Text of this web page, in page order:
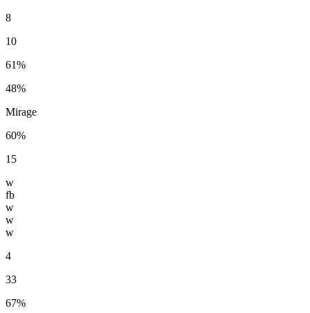
8
10
61%
48%
Mirage
60%
15
w
fb
w
w
w
4
33
67%